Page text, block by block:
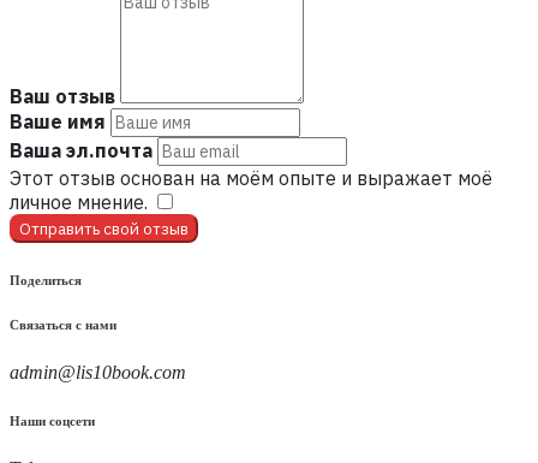
Ваш отзыв
Ваше имя
Ваша эл.почта
Этот отзыв основан на моём опыте и выражает моё
личное мнение.
Отправить свой отзыв
Поделиться
Связаться с нами
admin@lis10book.com
Наши соцсети